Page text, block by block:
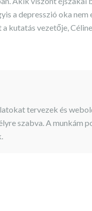
a depresszió oka nem
kutatás vezetője,
tervezek és
szabva. A munkám